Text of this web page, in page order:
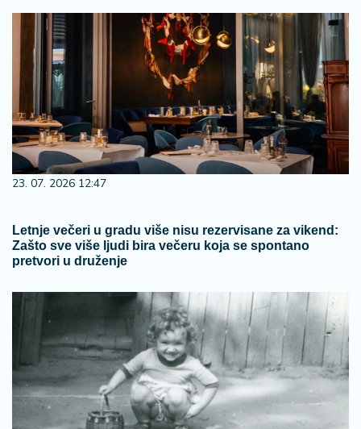
23. 07. 2026 12:47
Letnje večeri u gradu više nisu rezervisane za vikend:
Zašto sve više ljudi bira večeru koja se spontano
pretvori u druženje